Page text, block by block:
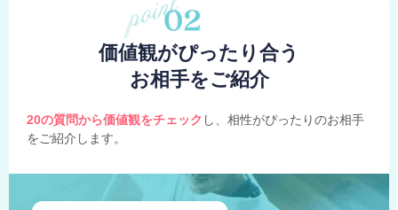
価値観がぴったり合う
お相手をご紹介
20の質問から価値観をチェック し、相性がぴったりのお相手
をご紹介します。